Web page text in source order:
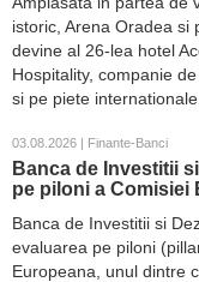
istoric, Arena Oradea si
devine al 26-lea hotel
Hospitality, companie
si pe piete internationale.
03.08.2026 | Finante-Banci
Banca de Investitii
pe piloni a Comisiei
Banca de Investitii si
evaluarea pe piloni
Europeana, unul dintre